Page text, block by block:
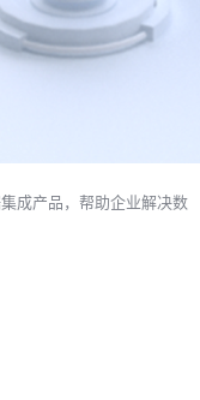
成产品，帮助企业解决数